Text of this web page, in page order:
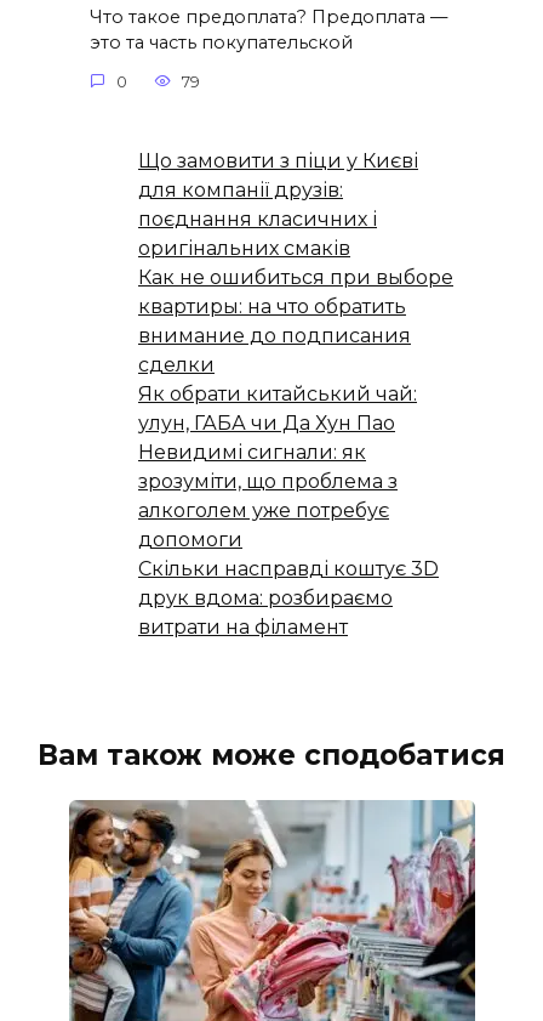
Что такое предоплата? Предоплата —
это та часть покупательской
0 79
Що замовити з піци у Києві
для компанії друзів:
поєднання класичних і
оригінальних смаків
Как не ошибиться при выборе
квартиры: на что обратить
внимание до подписания
сделки
Як обрати китайський чай:
улун, ГАБА чи Да Хун Пао
Невидимі сигнали: як
зрозуміти, що проблема з
алкоголем уже потребує
допомоги
Скільки насправді коштує 3D
друк вдома: розбираємо
витрати на філамент
Вам також може сподобатися